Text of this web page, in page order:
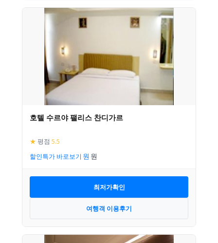
호텔 수르야 팰리스 찬디가르
★ 평점 5.5
할인특가 바로보기
최저가확인
여행객 이용후기